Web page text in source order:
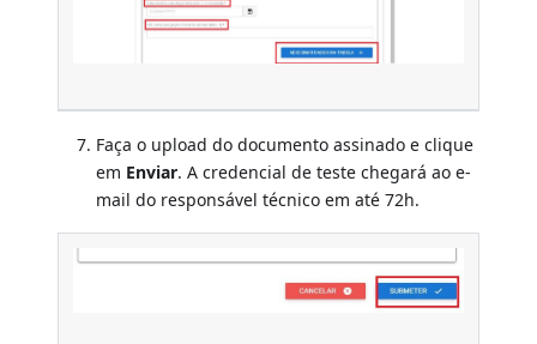
Faça o upload do documento assinado e clique
em Enviar. A credencial de teste chegará ao e-
mail do responsável técnico em até 72h.